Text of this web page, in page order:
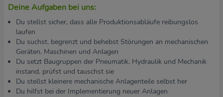
Deine Aufgaben bei uns:
Du stellst sicher, dass alle Produktionsabläufe reibungslos
laufen
Du suchst, begrenzt und behebst Störungen an mechanischen
Geräten, Maschinen und Anlagen
Du setzt Baugruppen der Pneumatik, Hydraulik und Mechanik
instand, prüfst und tauschst sie
Du stellst kleinere mechanische Anlagenteile selbst her
Du hilfst bei der Implementierung neuer Anlagen